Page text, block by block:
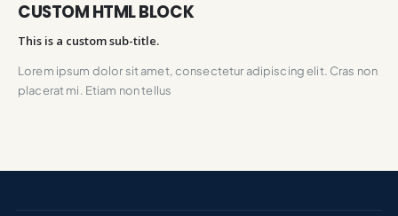
CUSTOM HTML BLOCK
This is a custom sub-title.
Lorem ipsum dolor sit amet, consectetur adipiscing elit. Cras non
placerat mi. Etiam non tellus